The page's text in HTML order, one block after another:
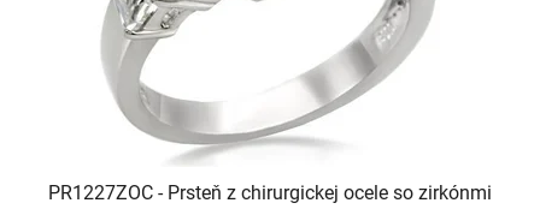
PR1227ZOC - Prsteň z chirurgickej ocele so zirkónmi